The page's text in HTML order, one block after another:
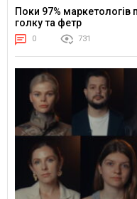
Поки 97% маркетологів
голку та фетр
0 731